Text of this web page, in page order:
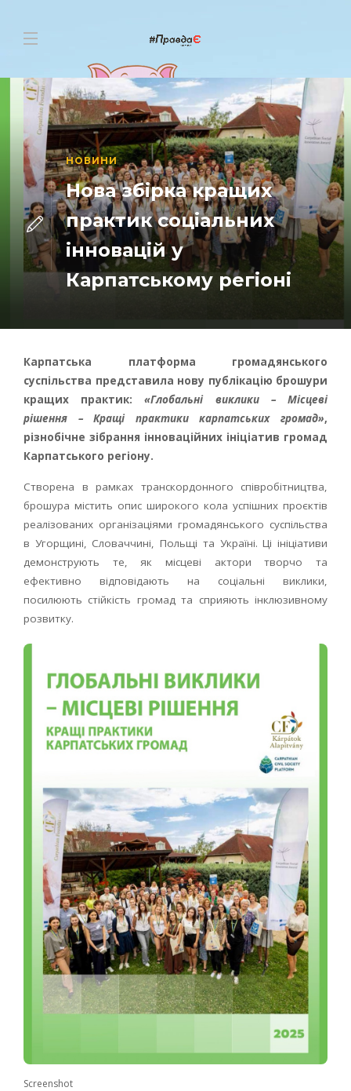
НОВИНИ
Нова збірка кращих
практик соціальних
інновацій у
Карпатському регіоні
Карпатська платформа громадянського
суспільства представила нову публікацію брошури
кращих практик:«Глобальні виклики – Місцеві
рішення – Кращі практики карпатських громад»,
різнобічне зібрання інноваційних ініціатив громад
Карпатського регіону.
Створена в рамках транскордонного співробітництва,
брошура містить опис широкого кола успішних проєктів
реалізованих організаціями громадянського суспільства
в Угорщині, Словаччині, Польщі та Україні. Ці ініціативи
демонструють те, як місцеві актори творчо та
ефективно відповідають на соціальні виклики,
посилюють стійкість громад та сприяють інклюзивному
розвитку.
Screenshot